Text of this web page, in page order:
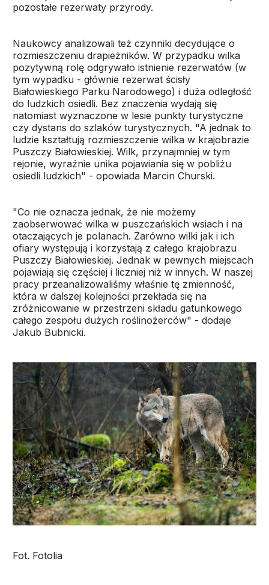
pozostałe rezerwaty przyrody.
Naukowcy analizowali też czynniki decydujące o
rozmieszczeniu drapieżników. W przypadku wilka
pozytywną rolę odgrywało istnienie rezerwatów (w
tym wypadku - głównie rezerwat ścisły
Białowieskiego Parku Narodowego) i duża odległość
do ludzkich osiedli. Bez znaczenia wydają się
natomiast wyznaczone w lesie punkty turystyczne
czy dystans do szlaków turystycznych. "A jednak to
ludzie kształtują rozmieszczenie wilka w krajobrazie
Puszczy Białowieskiej. Wilk, przynajmniej w tym
rejonie, wyraźnie unika pojawiania się w pobliżu
osiedli ludzkich" - opowiada Marcin Churski.
"Co nie oznacza jednak, że nie możemy
zaobserwować wilka w puszczańskich wsiach i na
otaczających je polanach. Zarówno wilki jak i ich
ofiary występują i korzystają z całego krajobrazu
Puszczy Białowieskiej. Jednak w pewnych miejscach
pojawiają się częściej i liczniej niż w innych. W naszej
pracy przeanalizowaliśmy właśnie tę zmienność,
która w dalszej kolejności przekłada się na
zróżnicowanie w przestrzeni składu gatunkowego
całego zespołu dużych roślinożerców" - dodaje
Jakub Bubnicki.
Fot. Fotolia